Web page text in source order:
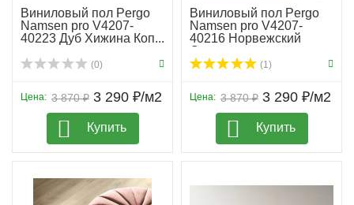
Виниловый пол Pergo
Namsen pro V4207-
40223 Дуб Хижина Коп...
(0)
3 870 ₽
Цена: 3 290 ₽/м2
Купить
Виниловый пол Pergo
Namsen pro V4207-
40216 Норвежский
Сер...
(1)
3 870 ₽
Цена: 3 290 ₽/м2
Купить